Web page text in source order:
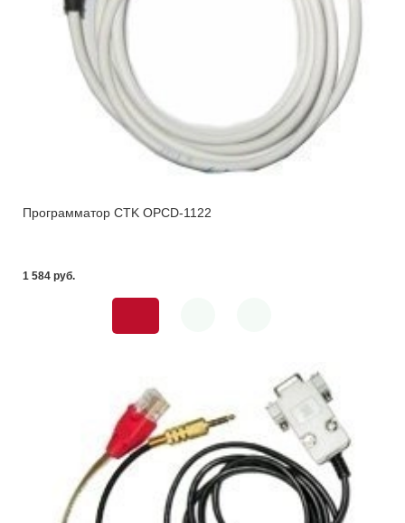
Программатор CTK OPCD-1122
1 584 pуб.